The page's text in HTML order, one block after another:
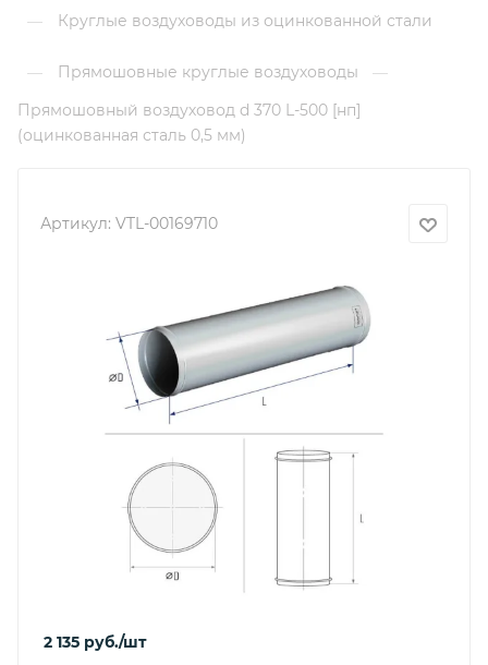
— Круглые воздуховоды из оцинкованной стали
— Прямошовные круглые воздуховоды
—
Прямошовный воздуховод d 370 L-500 [нп]
(оцинкованная сталь 0,5 мм)
Артикул: VTL-00169710
2 135 руб./шт